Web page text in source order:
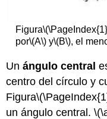
Figura
por\(A\)y\(B\), el
Unángulo central
centro del círculo y
Figura
un ángulo central.